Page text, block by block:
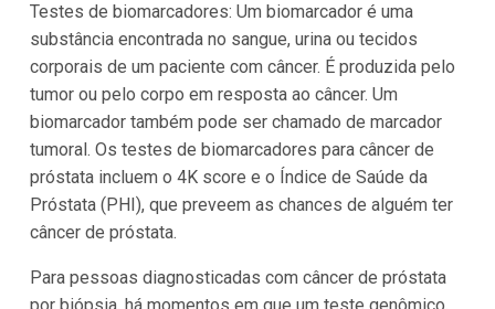
Testes de biomarcadores: Um biomarcador é uma
substância encontrada no sangue, urina ou tecidos
corporais de um paciente com câncer. É produzida pelo
tumor ou pelo corpo em resposta ao câncer. Um
biomarcador também pode ser chamado de marcador
tumoral. Os testes de biomarcadores para câncer de
próstata incluem o 4K score e o Índice de Saúde da
Próstata (PHI), que preveem as chances de alguém ter
câncer de próstata.
Para pessoas diagnosticadas com câncer de próstata